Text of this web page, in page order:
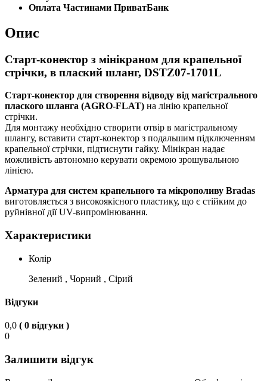
Оплата Частинами ПриватБанк
Опис
Старт-конектор з мінікраном для крапельної
стрічки, в плаский шланг, DSTZ07-1701L
Старт-конектор для створення відводу від магістрального
плаского шланга (AGRO-FLAT) на лінію крапельної
стрічки.
Для монтажу необхідно створити отвір в магістральному
шлангу, вставити старт-конектор з подальшим підключенням
крапельної стрічки, підтиснути гайку. Мінікран надає
можливість автономно керувати окремою зрошувальною
лінією.
Арматура для систем крапельного та мікрополиву Bradas
виготовляється з високоякісного пластику, що є стійким до
руйнівної дії UV-випромінювання.
Характеристики
Колір
Зелений , Чорний , Сірий
Відгуки
0,0 ( 0 відгуки )
0
Залишити відгук